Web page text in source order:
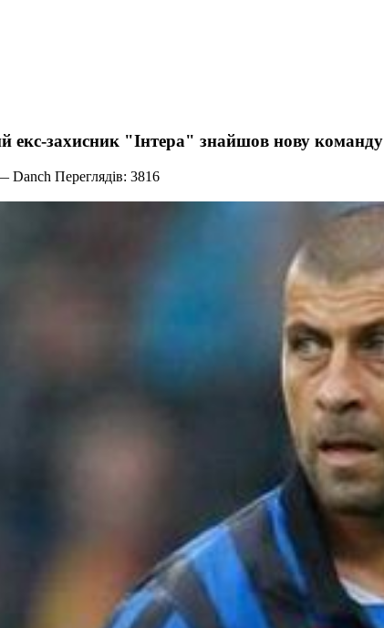
екс-захисник "Інтера" знайшов нову команду
Danch Переглядів: 3816